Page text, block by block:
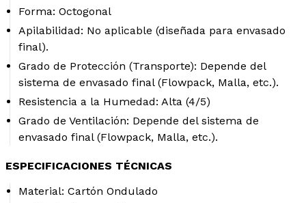
Forma: Octogonal
Apilabilidad: No aplicable (diseñada para envasado
final).
Grado de Protección (Transporte): Depende del
sistema de envasado final (Flowpack, Malla, etc.).
Resistencia a la Humedad: Alta (4/5)
Grado de Ventilación: Depende del sistema de
envasado final (Flowpack, Malla, etc.).
ESPECIFICACIONES TÉCNICAS
Material: Cartón Ondulado